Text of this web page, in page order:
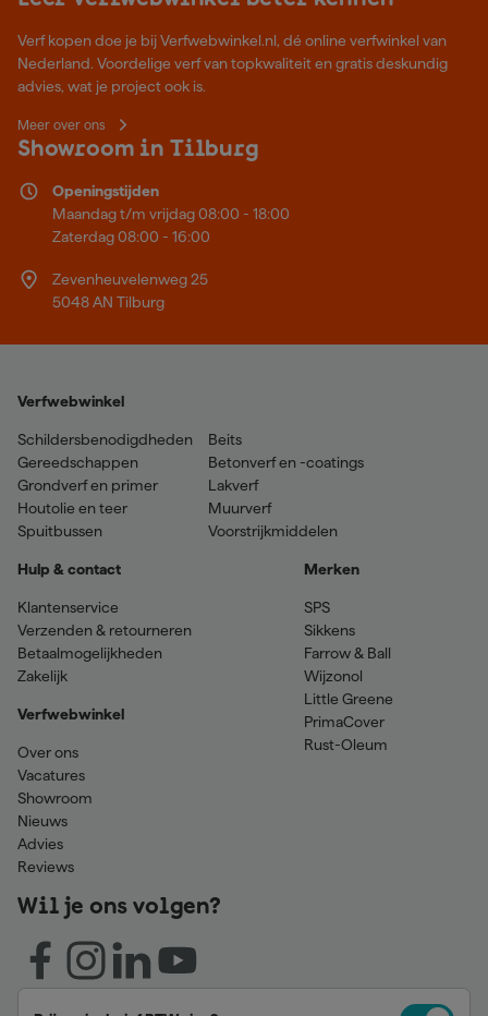
Verf kopen doe je bij Verfwebwinkel.nl, dé online verfwinkel van
Nederland. Voordelige verf van topkwaliteit en gratis deskundig
advies, wat je project ook is.
Meer over ons
Showroom in Tilburg
Openingstijden
Maandag t/m vrijdag 08:00 - 18:00
Zaterdag 08:00 - 16:00
Zevenheuvelenweg 25
5048 AN Tilburg
Verfwebwinkel
Schildersbenodigdheden
Gereedschappen
Grondverf en primer
Houtolie en teer
Spuitbussen
Beits
Betonverf en -coatings
Lakverf
Muurverf
Voorstrijkmiddelen
Hulp & contact
Klantenservice
Verzenden & retourneren
Betaalmogelijkheden
Zakelijk
Verfwebwinkel
Over ons
Vacatures
Showroom
Nieuws
Advies
Reviews
Merken
SPS
Sikkens
Farrow & Ball
Wijzonol
Little Greene
PrimaCover
Rust-Oleum
Wil je ons volgen?